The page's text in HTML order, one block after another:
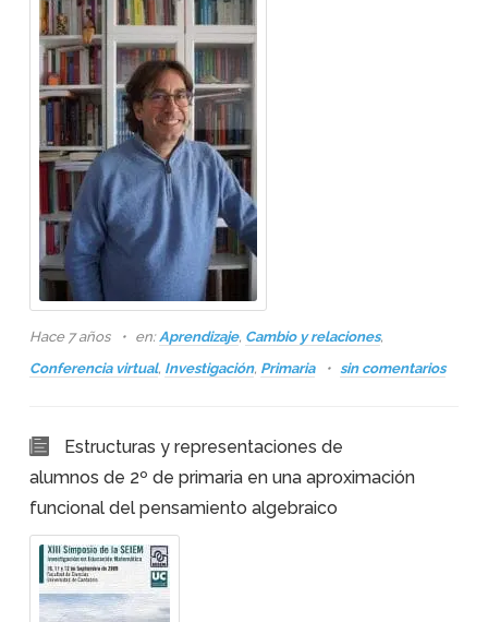
Hace 7 años en:Aprendizaje, Cambio y relaciones,
Conferencia virtual, Investigación, Primaria sin comentarios
Estructuras y representaciones de
alumnos de 2º de primaria en una aproximación
funcional del pensamiento algebraico